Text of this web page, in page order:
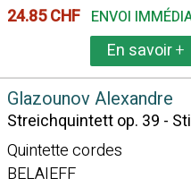
24.85 CHF ENVOI
En savoir+
Glazounov Alexandre
Streichquintett op. 39 -
Quintette cordes
BELAIEFF